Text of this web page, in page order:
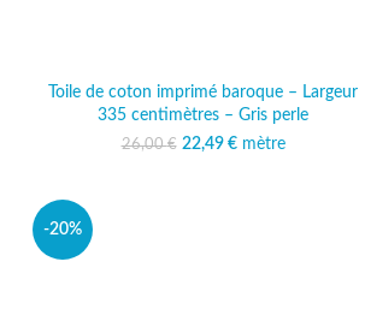
Toile de coton imprimé baroque – Largeur
335 centimètres – Gris perle
26,00€
Le prix initial était :
22,49 € Le prix actuel est :
mètre
-20%